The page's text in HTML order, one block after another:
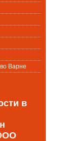
Варне
в